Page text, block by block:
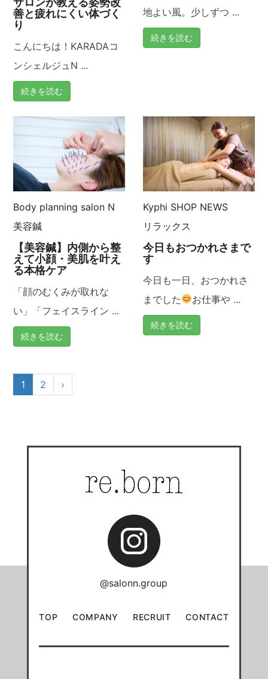
善と疲れにくい体づく
り
こんにちは！KARADAコ
ンシェルジュN ...
続きを読む
地よい風。少しずつ ...
続きを読む
Body planning salon N
美容鍼
【美容鍼】内側から整
えて小顔・美肌を叶え
る本格ケア
「顔のむくみが取れな
い」「フェイスライン ...
続きを読む
Kyphi SHOP NEWS
リラックス
今日もおつかれさまで
す
今日も一日、おつかれさ
までした
お仕事や ...
続きを読む
1 2 ›
@salonn.group
TOP COMPANY RECRUIT CONTACT